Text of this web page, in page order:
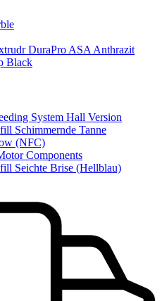
DuraPro ASA Anthrazit
Black
System Hall Version
Schimmernde Tanne
(NFC)
Components
Seichte Brise (Hellblau)